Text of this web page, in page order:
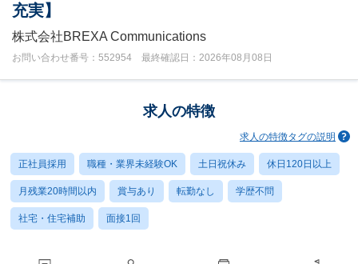
充実】
株式会社BREXA Communications
お問い合わせ番号：552954 最終確認日：2026年08月08日
求人の特徴
求人の特徴タグの説明
正社員採用 職種・業界未経験OK 土日祝休み 休日120日以上
月残業20時間以内 賞与あり 転勤なし 学歴不問
社宅・住宅補助 面接1回